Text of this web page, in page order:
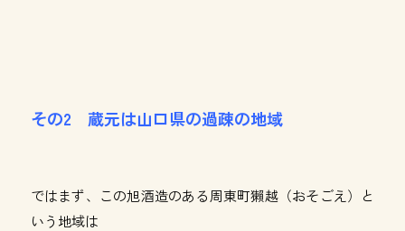
その2 蔵元は山口県の過疎の地域
ではまず、この旭酒造のある周東町獺越（おそごえ）と
いう地域は